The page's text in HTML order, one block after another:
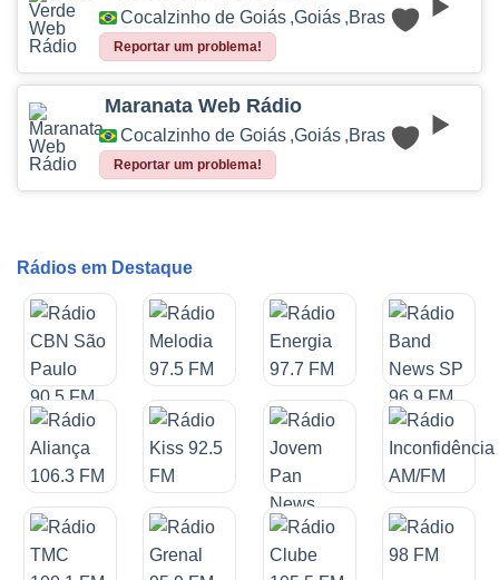
Cocalzinho de Goiás ,Goiás ,Brasil
Reportar um problema!
Maranata Web Rádio
Cocalzinho de Goiás ,Goiás ,Brasil
Reportar um problema!
Rádios em Destaque